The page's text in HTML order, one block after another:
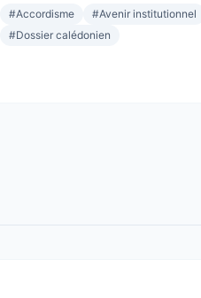
alliances qui se feront le soir même,
dans les couloirs, loin des électeurs.
#Accordisme #Avenir institutionnel
#Dossier calédonien